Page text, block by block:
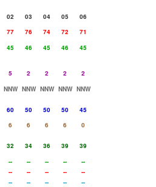
02 03 04 05
06
77 76 74 72
71
45 46 45 46
45
5 2 2 2
2
NNW NNW NNW NNW NNW
60 50 50 50
45
6 6 6 6
0
32 34 36 39
39
-- -- -- --
--
-- -- -- --
--
-- -- -- --
--